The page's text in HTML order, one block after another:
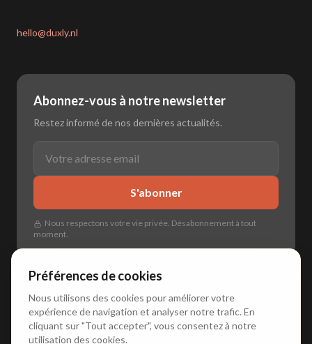
hello@duxly.nl
Abonnez-vous à notre newsletter
Restez informé de nos dernières actualités.
S'abonner
Nous respectons votre vie privée. Désabonnement à tout
moment.
🇳🇱 Nederlands 🇬🇧 English 🇩🇪 Deutsch •
Préférences de cookies
Nous utilisons des cookies pour améliorer votre
expérience de navigation et analyser notre trafic. En
cliquant sur "Tout accepter", vous consentez à notre
utilisation des cookies.